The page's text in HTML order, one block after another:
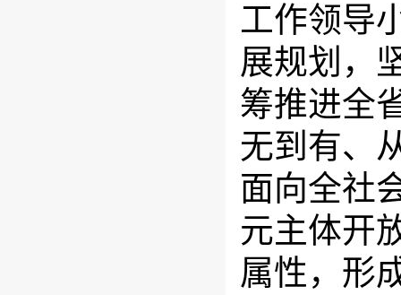
工作领导
展规划，
筹推进全
无到有、
面向全社
元主体开
属性，形